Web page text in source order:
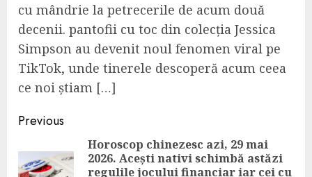
cu mândrie la petrecerile de acum două
decenii. pantofii cu toc din colecția Jessica
Simpson au devenit noul fenomen viral pe
TikTok, unde tinerele descoperă acum ceea
ce noi știam […]
Continue
Reading
Previous
Horoscop chinezesc azi, 29 mai
2026. Acești nativi schimbă astăzi
regulile jocului financiar iar cei cu